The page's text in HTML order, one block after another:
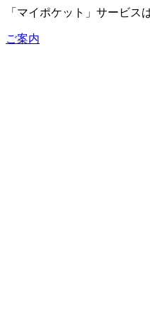
「マイポケット」サービ
ご案内